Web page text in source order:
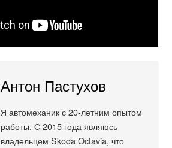
Антон Пастухов
Я автомеханик с 20-летним опытом
работы. С 2015 года являюсь
владельцем Škoda Octavia, что